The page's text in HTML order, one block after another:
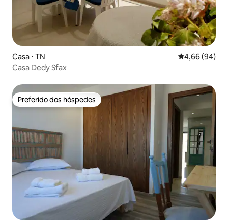
Casa ⋅ TN 4,66 de uma
4,66 (94)
Casa Dedy Sfax
Preferido dos hóspedes
Preferido dos hóspedes